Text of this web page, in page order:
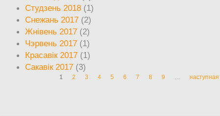
Студзень 2018 (1)
Снежань 2017 (2)
Жнівень 2017 (2)
Чэрвень 2017 (1)
Красавік 2017 (1)
Сакавік 2017 (3)
Старонкі
1 2 3 4 5 6 7 8 9 … наступная